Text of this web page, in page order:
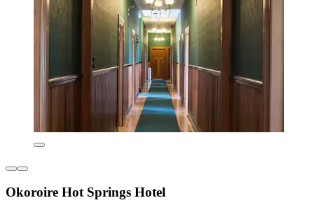
Okoroire Hot Springs Hotel